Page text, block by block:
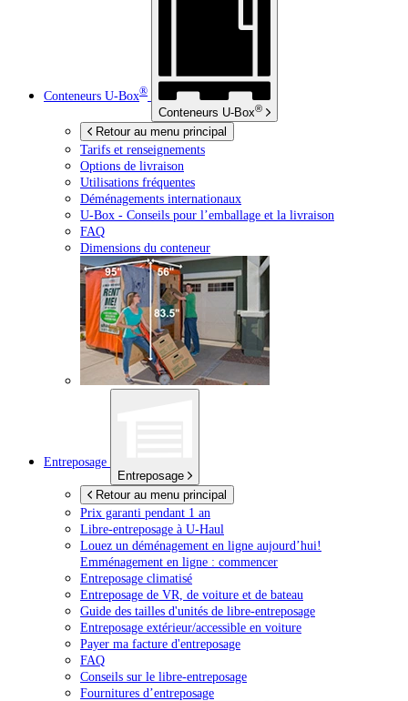
Conteneurs U-Box®
Conteneurs U-Box®
Retour au menu principal
Tarifs et renseignements
Options de livraison
Utilisations fréquentes
Déménagements internationaux
U-Box - Conseils pour l’emballage et la livraison
FAQ
Dimensions du conteneur
Entreposage
Entreposage
Retour au menu principal
Prix garanti pendant 1 an
Libre-entreposage à U-Haul
Louez un déménagement en ligne aujourd’hui!
Emménagement en ligne : commencer
Entreposage climatisé
Entreposage de VR, de voiture et de bateau
Guide des tailles d'unités de libre-entreposage
Entreposage extérieur/accessible en voiture
Payer ma facture d'entreposage
FAQ
Conseils sur le libre-entreposage
Fournitures d’entreposage